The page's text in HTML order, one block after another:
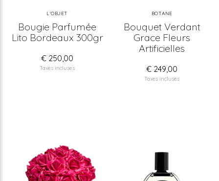
L'OBJET
Bougie Parfumée
Lito Bordeaux 300gr
€ 250,00
Taxes incluses
BOTANE
Bouquet Verdant
Grace Fleurs
Artificielles
€ 249,00
Taxes incluses